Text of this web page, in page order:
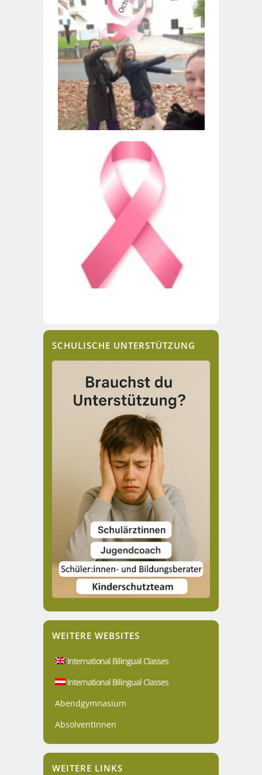
SCHULISCHE UNTERSTÜTZUNG
WEITERE WEBSITES
International Bilingual Classes
International Bilingual Classes
Abendgymnasium
AbsolventInnen
WEITERE LINKS